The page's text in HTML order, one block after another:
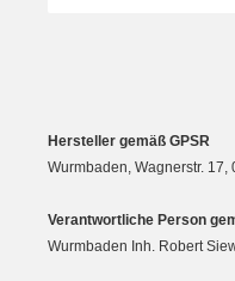
Hersteller gemäß GPSR
Wurmbaden, Wagnerstr.
Verantwortliche Person
Wurmbaden Inh. Robert